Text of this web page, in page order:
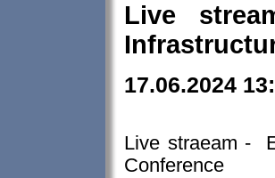
Live
17.06.2024
Live straeam -
Conference